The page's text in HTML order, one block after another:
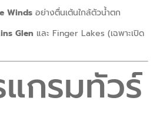
Winds อย่างตื่นเต้นใกล้ตัวน้ำตก
Glen และ Finger Lakes (เฉพาะเปิด
แกรมทัวร์